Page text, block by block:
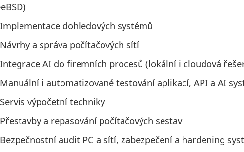
Implementace dohledových systémů
Návrhy a správa počítačových sítí
Integrace AI do firemních procesů (lokální i cloudová
Manuální i automatizované testování aplikací, API a AI
Servis výpočetní techniky
Přestavby a repasování počítačových sestav
Bezpečnostní audit PC a sítí, zabezpečení a hardening